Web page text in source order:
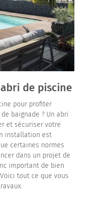
de piscine
pour profiter
baignade ? Un abri
et sécuriser votre
installation est
certaines normes
dans un projet de
important de bien
tout ce que vous